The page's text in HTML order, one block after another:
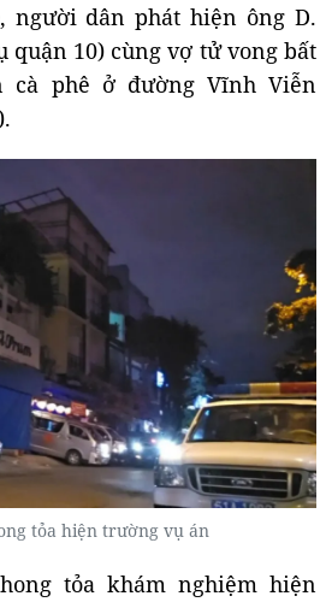
người dân phát hiện ông D.
quận 10) cùng vợ tử vong bất
cà phê ở đường Vĩnh Viễn
tỏa hiện trường vụ án
tỏa khám nghiệm hiện